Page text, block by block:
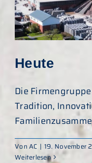
Heute
Die
Tradition,
VonAC | 19. November
Weiterlesen